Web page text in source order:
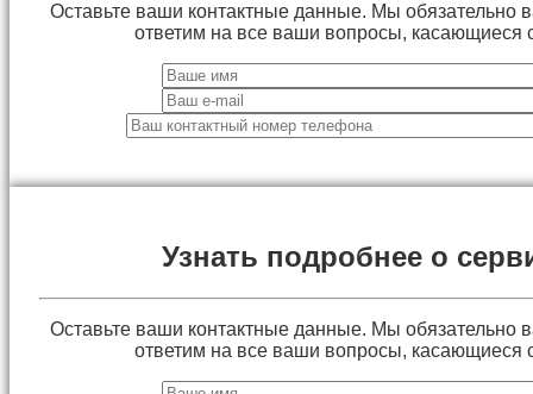
Оставьте ваши контактные данные. Мы обязательно
ответим на все ваши вопросы, касающиеся
Узнать подробнее о
Оставьте ваши контактные данные. Мы обязательно
ответим на все ваши вопросы, касающиеся